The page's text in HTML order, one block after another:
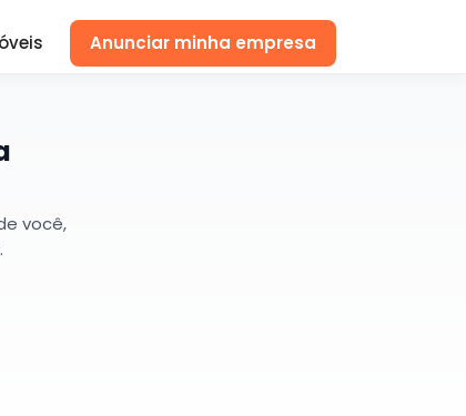
Anunciar minha empresa
você,